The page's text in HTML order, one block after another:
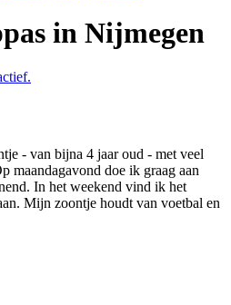
in Nijmegen
- van bijna 4 jaar oud - met veel
maandagavond doe ik graag aan
In het weekend vind ik het
Mijn zoontje houdt van voetbal en